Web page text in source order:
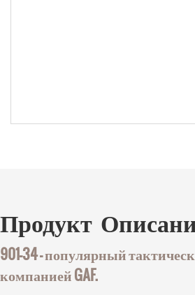
Продукт
901-34 — популярный
компанией GAF.